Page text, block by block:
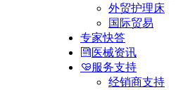
外贸护理床
国际贸易
专家快答
医械资讯
服务支持
经销商支持